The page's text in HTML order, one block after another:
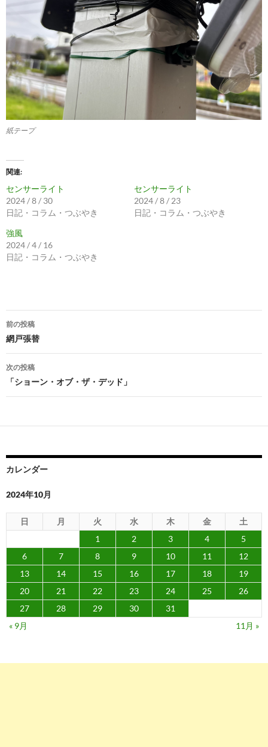
紙テープ
関連
センサーライト
2024 / 8 / 30
日記・コラム・つぶやき
センサーライト
2024 / 8 / 23
日記・コラム・つぶやき
強風
2024 / 4 / 16
日記・コラム・つぶやき
投
稿
ナ
ビ
ゲ
ー
ョ
ン
前の投稿
網戸張替
次の投稿
「ショーン・オブ・ザ・デッド」
カレンダー
2024年10月
日 月 火 水 木 金
土
1
2 3 4
5
6
7 8 9 10 11
12
13
14 15 16 17 18
19
20
21 22 23 24 25
26
27
28 29 30
31
« 9月
11月 »